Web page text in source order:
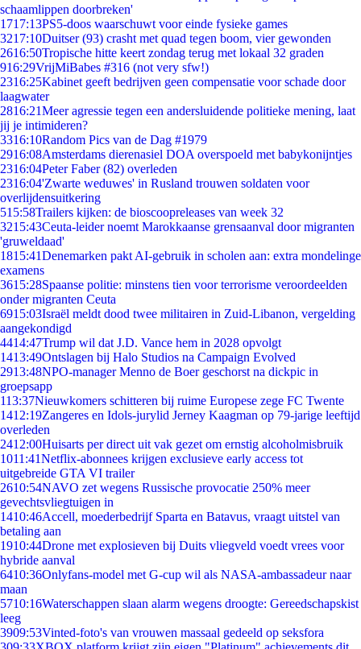
schaamlippen doorbreken'
1717:13PS5-doos waarschuwt voor einde fysieke games
3217:10Duitser (93) crasht met quad tegen boom, vier gewonden
2616:50Tropische hitte keert zondag terug met lokaal 32 graden
916:29VrijMiBabes #316 (not very sfw!)
2316:25Kabinet geeft bedrijven geen compensatie voor schade door
laagwater
2816:21Meer agressie tegen een andersluidende politieke mening, laat
jij je intimideren?
3316:10Random Pics van de Dag #1979
2916:08Amsterdams dierenasiel DOA overspoeld met babykonijntjes
2316:04Peter Faber (82) overleden
2316:04'Zwarte weduwes' in Rusland trouwen soldaten voor
overlijdensuitkering
515:58Trailers kijken: de bioscoopreleases van week 32
3215:43Ceuta-leider noemt Marokkaanse grensaanval door migranten
'gruweldaad'
1815:41Denemarken pakt AI-gebruik in scholen aan: extra mondelinge
examens
3615:28Spaanse politie: minstens tien voor terrorisme veroordeelden
onder migranten Ceuta
6915:03Israël meldt dood twee militairen in Zuid-Libanon, vergelding
aangekondigd
4414:47Trump wil dat J.D. Vance hem in 2028 opvolgt
1413:49Ontslagen bij Halo Studios na Campaign Evolved
2913:48NPO-manager Menno de Boer geschorst na dickpic in
groepsapp
113:37Nieuwkomers schitteren bij ruime Europese zege FC Twente
1412:19Zangeres en Idols-jurylid Jerney Kaagman op 79-jarige leeftijd
overleden
2412:00Huisarts per direct uit vak gezet om ernstig alcoholmisbruik
1011:41Netflix-abonnees krijgen exclusieve early access tot
uitgebreide GTA VI trailer
2610:54NAVO zet wegens Russische provocatie 250% meer
gevechtsvliegtuigen in
1410:46Accell, moederbedrijf Sparta en Batavus, vraagt uitstel van
betaling aan
1910:44Drone met explosieven bij Duits vliegveld voedt vrees voor
hybride aanval
6410:36Onlyfans-model met G-cup wil als NASA-ambassadeur naar
maan
5710:16Waterschappen slaan alarm wegens droogte: Gereedschapskist
leeg
3909:53Vinted-foto's van vrouwen massaal gedeeld op seksfora